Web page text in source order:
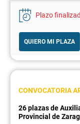
Plazo
QUIERO MI PLAZA
CONVOCATORIA
26 plazas de
Provincial de